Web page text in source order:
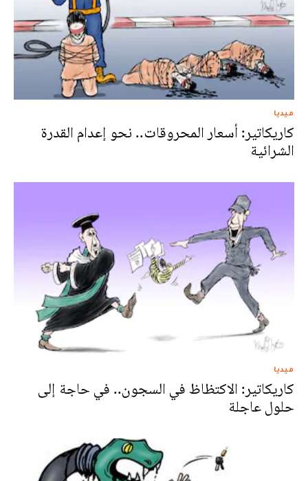
ميديا
كاريكاتير: أسعار المحروقات.. نحو إعدام القدرة
الشرائية
ميديا
كاريكاتير: الاكتظاظ في السجون.. في حاجة إلى
حلول عاجلة